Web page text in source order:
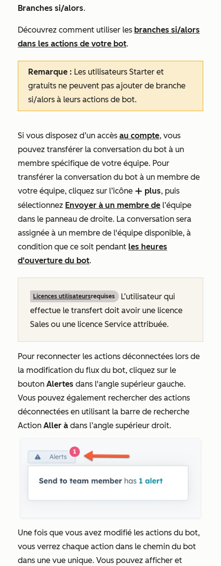
Branches si/alors.
Découvrez comment utiliser les branches si/alors
dans les actions de votre bot.
Remarque : Les utilisateurs Starter et
gratuits ne peuvent pas ajouter de branche
si/alors à leurs actions de bot.
Si vous disposez d’un accès au compte, vous
pouvez transférer la conversation du bot à un
membre spécifique de votre équipe. Pour
transférer la conversation du bot à un membre de
votre équipe, cliquez sur l’icône add plus, puis
sélectionnez Envoyer à un membre de l’équipe
dans le panneau de droite. La conversation sera
assignée à un membre de l'équipe disponible, à
condition que ce soit pendant les heures
d'ouverture du bot.
Licences utilisateursrequises
L’utilisateur qui
effectue le transfert doit avoir une licence
Sales ou une licence Service attribuée.
Pour reconnecter les actions déconnectées lors de
la modification du flux du bot, cliquez sur le
bouton Alertes dans l'angle supérieur gauche.
Vous pouvez également rechercher des actions
déconnectées en utilisant la barre de recherche
Action Aller à dans l’angle supérieur droit.
Une fois que vous avez modifié les actions du bot,
vous verrez chaque action dans le chemin du bot
dans une vue unique. Vous pouvez afficher et